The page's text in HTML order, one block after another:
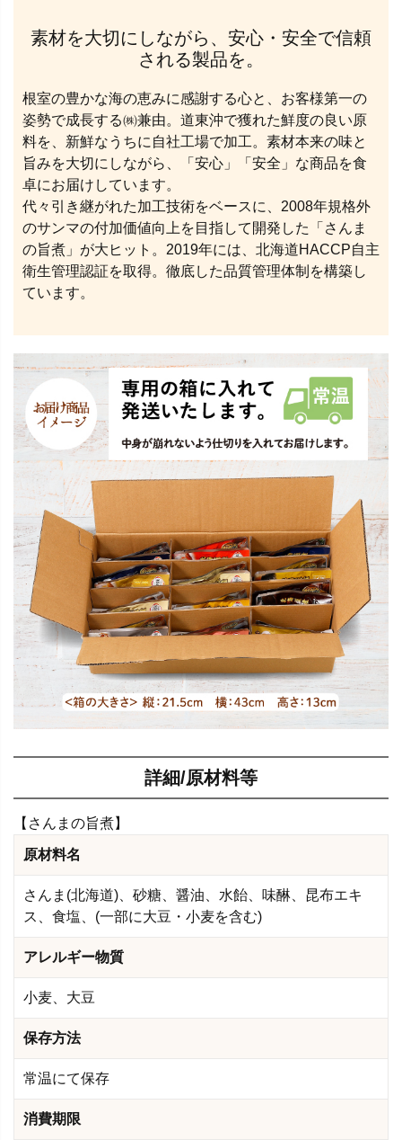
素材を大切にしながら、安心・安全で信頼
される製品を。
根室の豊かな海の恵みに感謝する心と、お客様第一の
姿勢で成長する㈱兼由。道東沖で獲れた鮮度の良い原
料を、新鮮なうちに自社工場で加工。素材本来の味と
旨みを大切にしながら、「安心」「安全」な商品を食
卓にお届けしています。
代々引き継がれた加工技術をベースに、2008年規格外
のサンマの付加価値向上を目指して開発した「さんま
の旨煮」が大ヒット。2019年には、北海道HACCP自主
衛生管理認証を取得。徹底した品質管理体制を構築し
ています。
詳細/原材料等
【さんまの旨煮】
原材料名
さんま(北海道)、砂糖、醤油、水飴、味醂、昆布エキ
ス、食塩、(一部に大豆・小麦を含む)
アレルギー物質
小麦、大豆
保存方法
常温にて保存
消費期限